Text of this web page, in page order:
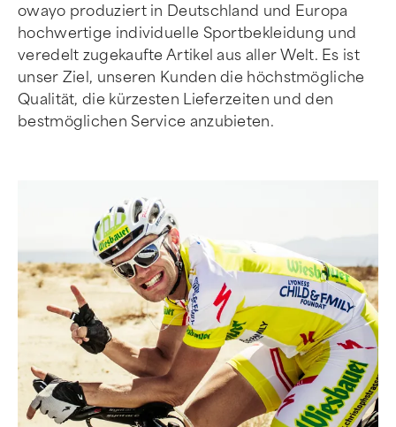
owayo produziert in Deutschland und Europa
hochwertige individuelle Sportbekleidung und
veredelt zugekaufte Artikel aus aller Welt. Es ist
unser Ziel, unseren Kunden die höchstmögliche
Qualität, die kürzesten Lieferzeiten und den
bestmöglichen Service anzubieten.